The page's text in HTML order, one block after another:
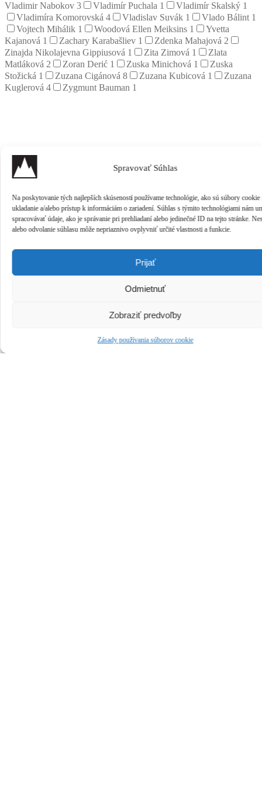
Spravovať Súhlas
Na poskytovanie tých najlepších skúseností používame technológie, ako sú súbory cookie
ukladanie a/alebo prístup k informáciám o zariadení. Súhlas s týmito technológiami nám
spracovávať údaje, ako je správanie pri prehliadaní alebo jedinečné ID na tejto stránke.
alebo odvolanie súhlasu môže nepriaznivo ovplyvniť určité vlastnosti a funkcie.
Prijať
Odmietnuť
Zobraziť predvoľby
Zásady používania súborov cookie
Vladimir Nabokov 3 Vladimír Puchala 1 Vladimír Skalský 1
Vladimíra Komorovská 4 Vladislav Suvák 1 Vlado Bálint 1
Vojtech Mihálik 1 Woodová Ellen Meiksins 1
Yvetta
Kajanová 1 Zachary Karabašliev 1 Zdenka Mahajová 2
Zinajda Nikolajevna Gippiusová 1 Zita Zimová 1
Zlata
Matláková 2 Zoran Derić 1 Zuska Minichová 1
Zuska
Stožická 1 Zuzana Cigánová 8 Zuzana Kubicová 1
Zuzana
Kuglerová 4 Zygmunt Bauman 1